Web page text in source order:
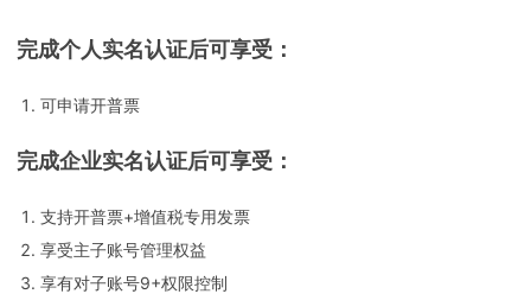
完成个人实名认证后可享受：
可申请开普票
完成企业实名认证后可享受：
支持开普票+增值税专用发票
享受主子账号管理权益
享有对子账号9+权限控制